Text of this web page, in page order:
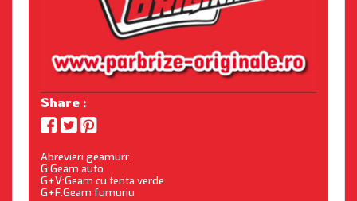
Share :
Abrevieri geamuri:
G:Geam auto
G+V:Geam cu tenta verde
G+F:Geam fumuriu